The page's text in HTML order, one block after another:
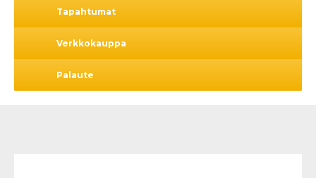
Tapahtumat
Verkkokauppa
Palaute